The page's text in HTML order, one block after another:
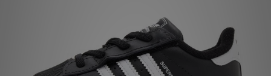
Brands